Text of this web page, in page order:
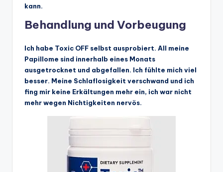
kann.
Behandlung und Vorbeugung
Ich habe Toxic OFF selbst ausprobiert. All meine
Papillome sind innerhalb eines Monats
ausgetrocknet und abgefallen. Ich fühlte mich viel
besser. Meine Schlaflosigkeit verschwand und ich
fing mir keine Erkältungen mehr ein, ich war nicht
mehr wegen Nichtigkeiten nervös.